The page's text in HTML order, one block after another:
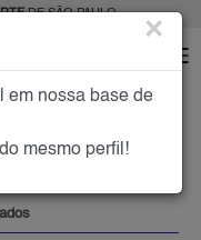
DE SÃO PAULO
Norte de São Paulo
×
em nossa base de
mesmo perfil!